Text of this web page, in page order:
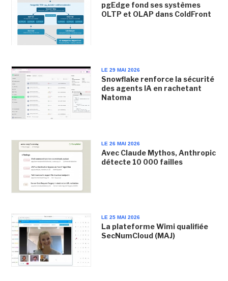
pgEdge fond ses systèmes
OLTP et OLAP dans ColdFront
LE 29 MAI 2026
Snowflake renforce la sécurité
des agents IA en rachetant
Natoma
LE 26 MAI 2026
Avec Claude Mythos, Anthropic
détecte 10 000 failles
LE 25 MAI 2026
La plateforme Wimi qualifiée
SecNumCloud (MAJ)